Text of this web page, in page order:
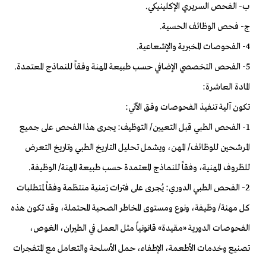
ب- الفحص السريري الإكلينيكي.
ج- فحص الوظائف الحسية.
4- الفحوصات المخبرية والإشعاعية.
5- الفحص التخصصي الإضافي حسب طبيعة المهنة وفقاً للنماذج المعتمدة.
المادة العاشرة:
تكون آلية تنفيذ الفحوصات وفق الآتي:
1- الفحص الطبي قبل التعيين/ التوظيف: يجرى هذا الفحص على جميع
المرشحين للوظائف/ المهن، ويشمل تحليل التاريخ الطبي وتاريخ التعرض
للظروف المهنية، وفقاً للنماذج المعتمدة حسب طبيعة المهنة/ الوظيفة.
2- الفحص الطبي الدوري: يُجرى على فترات زمنية منتظمة وفقاً لمتطلبات
كل مهنة/ وظيفة، ونوع ومستوى المخاطر الصحية المحتملة، وقد تكون هذه
الفحوصات الدورية «مقيدة» قانونياً مثل العمل في الطيران، الغوص،
تصنيع وخدمات الأطعمة، الإطفاء، حمل الأسلحة والتعامل مع المتفجرات